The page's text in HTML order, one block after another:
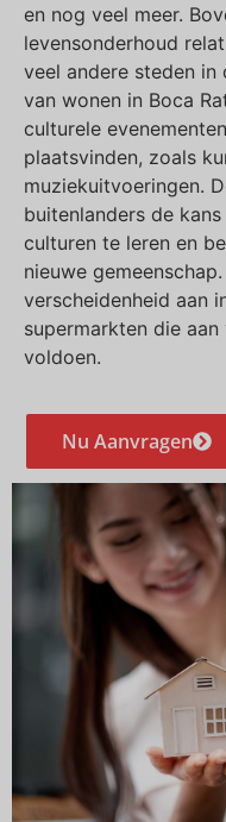
en nog veel meer.
levensonderhoud
veel andere steden in
van wonen in Boca
culturele
plaatsvinden, zoals
muziekuitvoeringen.
buitenlanders de
culturen te leren en
nieuwe
verscheidenheid aan
supermarkten die
voldoen.
Nu Aanvragen